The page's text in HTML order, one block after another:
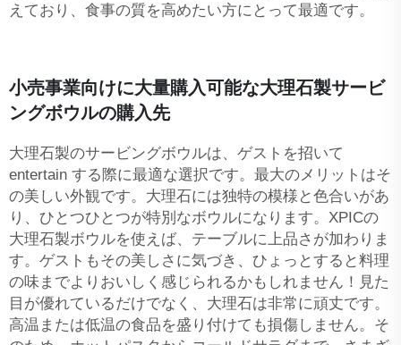
えており、食事の質を高めたい方にとって最適です。
小売事業向けに大量購入可能な大理石製サービ
ングボウルの購入先
大理石製のサービングボウルは、ゲストを招いて
entertain する際に最適な選択です。最大のメリットはそ
の美しい外観です。大理石には独特の模様と色合いがあ
り、ひとつひとつが特別なボウルになります。XPICの
大理石製ボウルを使えば、テーブルに上品さが加わりま
す。ゲストもその美しさに気づき、ひょっとすると料理
の味までよりおいしく感じられるかもしれません！見た
目が優れているだけでなく、大理石は非常に頑丈です。
高温または低温の食品を盛り付けても損傷しません。そ